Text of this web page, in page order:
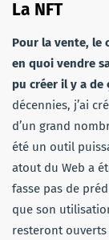
La NFT
Pour la vente, le
en quoi vendre
pu créer il y a
décennies, j’ai
d’un grand
été un outil
atout du Web a
fasse pas de
que son
resteront